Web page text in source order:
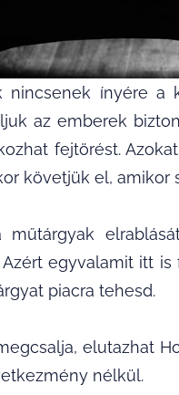
ínyére a
az emberek
fejtörést.
követjük el, amikor
műtárgyak
egyvalamit itt
piacra tehesd.
elutazhat
nélkül.